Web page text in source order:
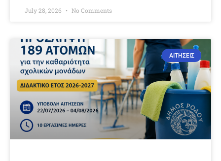
July 28, 2026 No Comments
ΑΙΤΗΣΕΙΣ